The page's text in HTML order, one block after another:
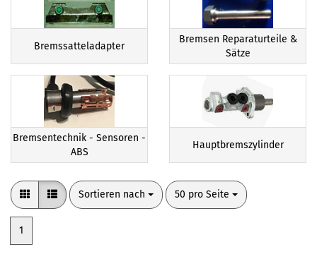
Bremssatteladapter
Bremsen Reparaturteile &
Sätze
Bremsentechnik - Sensoren -
ABS
Hauptbremszylinder
Sortieren nach
Sortieren nach 50 pro Seite
pro Seite
1